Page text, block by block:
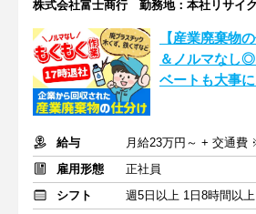
株式会社富士商行 勤務地：本社リサイ
【産業廃棄物
＆ノルマなし
ベートも大事
給与
月給23万円～ + 交通費
雇用形態
正社員
シフト
週5日以上 1日8時間以上